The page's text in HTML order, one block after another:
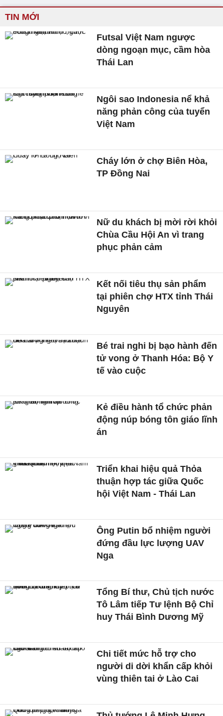
TIN MỚI
Futsal Việt Nam ngược
dòng ngoạn mục, cầm hòa
Thái Lan
Ngôi sao Indonesia nể khả
năng phản công của tuyển
Việt Nam
Cháy lớn ở chợ Biên Hòa,
TP Đồng Nai
Nữ du khách bị mời rời khỏi
Chùa Cầu Hội An vì trang
phục phản cảm
Kết nối tiêu thụ sản phẩm
tại phiên chợ HTX tỉnh Thái
Nguyên
Bé trai nghi bị bạo hành đến
tử vong ở Thanh Hóa: Bộ Y
tế vào cuộc
Kẻ điều hành tổ chức phản
động núp bóng tôn giáo lĩnh
án
Triển khai hiệu quả Thỏa
thuận hợp tác giữa Quốc
hội Việt Nam - Thái Lan
Ông Putin bổ nhiệm người
đứng đầu lực lượng UAV
Nga
Tổng Bí thư, Chủ tịch nước
Tô Lâm tiếp Tư lệnh Bộ Chỉ
huy Thái Bình Dương Mỹ
Chi tiết mức hỗ trợ cho
người di dời khẩn cấp khỏi
vùng thiên tai ở Lào Cai